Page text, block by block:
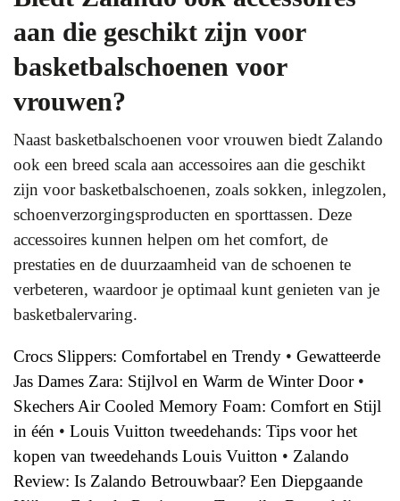
aan die geschikt zijn voor
basketbalschoenen voor
vrouwen?
Naast basketbalschoenen voor vrouwen biedt Zalando
ook een breed scala aan accessoires aan die geschikt
zijn voor basketbalschoenen, zoals sokken, inlegzolen,
schoenverzorgingsproducten en sporttassen. Deze
accessoires kunnen helpen om het comfort, de
prestaties en de duurzaamheid van de schoenen te
verbeteren, waardoor je optimaal kunt genieten van je
basketbalervaring.
Crocs Slippers: Comfortabel en Trendy • Gewatteerde
Jas Dames Zara: Stijlvol en Warm de Winter Door•
Skechers Air Cooled Memory Foam: Comfort en Stijl
in één • Louis Vuitton tweedehands: Tips voor het
kopen van tweedehands Louis Vuitton • Zalando
Review: Is Zalando Betrouwbaar? Een Diepgaande